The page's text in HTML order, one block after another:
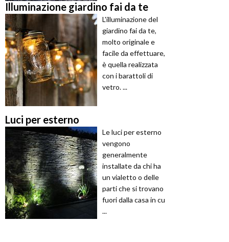
Illuminazione giardino fai da te
L'illuminazione del
giardino fai da te,
molto originale e
facile da effettuare,
è quella realizzata
con i barattoli di
vetro. ...
Luci per esterno
Le luci per esterno
vengono
generalmente
installate da chi ha
un vialetto o delle
parti che si trovano
fuori dalla casa in cu
...